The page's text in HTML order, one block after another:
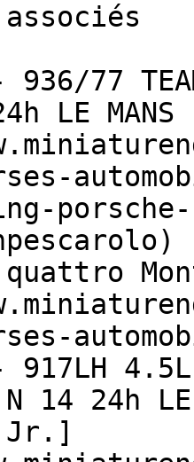
77
LE
porsche-
4.5L
N 14 24h
Jr.]